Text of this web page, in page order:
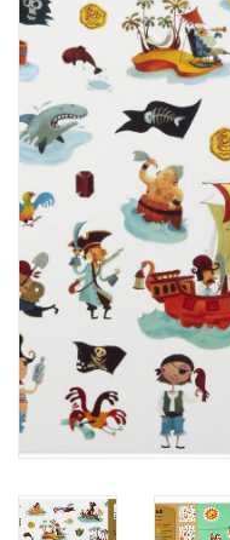
Kinderen
Cadeauboeken
Stationery & Gifts
Sieraden
Hebbedingen
Thee, Koffie & wat Lekkers
Wenskaarten
Juf & Meester Cadeaus